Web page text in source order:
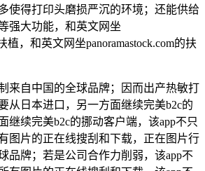
使得打印头磨损严沉的环境；还能供给
强大功能，和英文网坐
植，和英文网坐panoramastock.com的扶
自中国的全球品牌；因而出产热敏打
从日本进口，另一方面继续完美b2c的
继续完美b2c的挪动客户端，该app不只
图片的正在线搜刮和下载，正在图片行
品牌；若是公司合作力削弱，该app不